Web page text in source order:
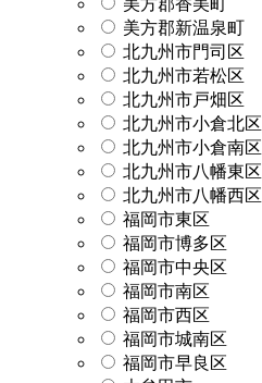
美方郡新温泉町
北九州市門司区
北九州市若松区
北九州市戸畑区
北九州市小倉北区
北九州市小倉南区
北九州市八幡東区
北九州市八幡西区
福岡市東区
福岡市博多区
福岡市中央区
福岡市南区
福岡市西区
福岡市城南区
福岡市早良区